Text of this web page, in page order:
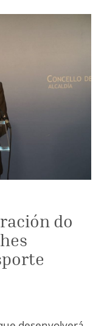
do